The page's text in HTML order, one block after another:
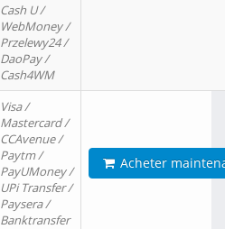
Cash U /
WebMoney /
Przelewy24 /
DaoPay /
Cash4WM
Visa /
Mastercard /
CCAvenue /
Paytm /
PayUMoney /
UPi Transfer /
Paysera /
Banktransfer
Acheter